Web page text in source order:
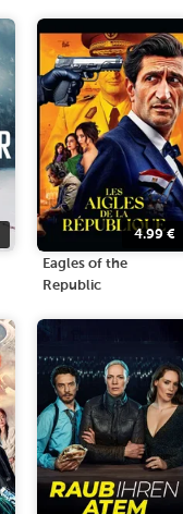
4.99€
Eagles of the
Republic